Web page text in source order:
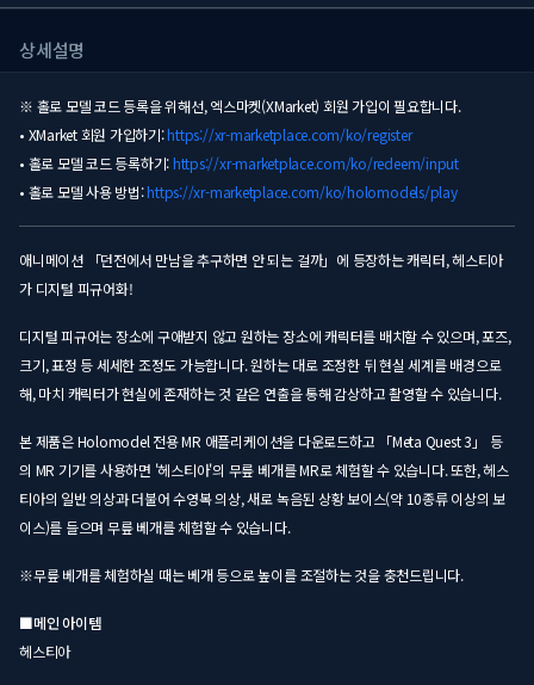
상세설명
※ 홀로 모델 코드 등록을 위해선, 엑스마켓(XMarket) 회원 가입이 필요합니다.
• XMarket 회원 가입하기:https://xr-marketplace.com/ko/register
• 홀로 모델 코드 등록하기:https://xr-marketplace.com/ko/redeem/input
• 홀로 모델 사용 방법:https://xr-marketplace.com/ko/holomodels/play
애니메이션 「던전에서 만남을 추구하면 안 되는 걸까」에 등장하는 캐릭터, 헤스티아
가 디지털 피규어화!
디지털 피규어는 장소에 구애받지 않고 원하는 장소에 캐릭터를 배치할 수 있으며, 포즈,
크기, 표정 등 세세한 조정도 가능합니다. 원하는 대로 조정한 뒤 현실 세계를 배경으로
해, 마치 캐릭터가 현실에 존재하는 것 같은 연출을 통해 감상하고 촬영할 수 있습니다.
본 제품은 Holomodel 전용 MR 애플리케이션을 다운로드하고 「Meta Quest 3」 등
의 MR 기기를 사용하면 '헤스티아'의 무릎 베개를 MR로 체험할 수 있습니다. 또한, 헤스
티아의 일반 의상과 더불어 수영복 의상, 새로 녹음된 상황 보이스(약 10종류 이상의 보
이스)를 들으며 무릎 베개를 체험할 수 있습니다.
※무릎 베개를 체험하실 때는 베개 등으로 높이를 조절하는 것을 충천드립니다.
■메인 아이템
헤스티아